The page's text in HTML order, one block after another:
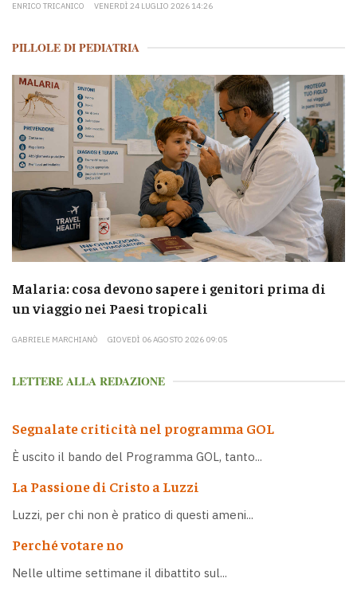
ENRICO TRICANICO VENERDÌ 24 LUGLIO 2026 14:26
PILLOLE DI PEDIATRIA
Malaria: cosa devono sapere i genitori prima di
un viaggio nei Paesi tropicali
GABRIELE MARCHIANÒ GIOVEDÌ 06 AGOSTO 2026 09:05
LETTERE ALLA REDAZIONE
Segnalate criticità nel programma GOL
È uscito il bando del Programma GOL, tanto...
La Passione di Cristo a Luzzi
Luzzi, per chi non è pratico di questi ameni...
Perché votare no
Nelle ultime settimane il dibattito sul...